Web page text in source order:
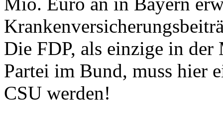
Die FDP, als einzige in
Partei im Bund, muss hier
CSU werden!